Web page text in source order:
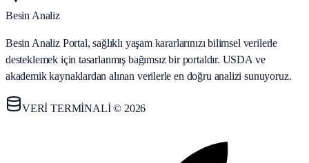
Besin Analiz
Besin Analiz Portal, sağlıklı yaşam kararlarınızı bilimsel verilerle
desteklemek için tasarlanmış bağımsız bir portaldır. USDA ve
akademik kaynaklardan alınan verilerle en doğru analizi sunuyoruz.
VERİ TERMİNALİ © 2026